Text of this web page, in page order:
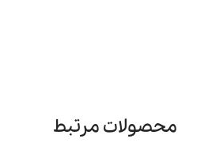
محصولات مرتبط